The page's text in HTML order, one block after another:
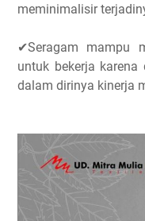
meminimalisir
✔Seragam mampu
untuk bekerja
dalam dirinya kinerja